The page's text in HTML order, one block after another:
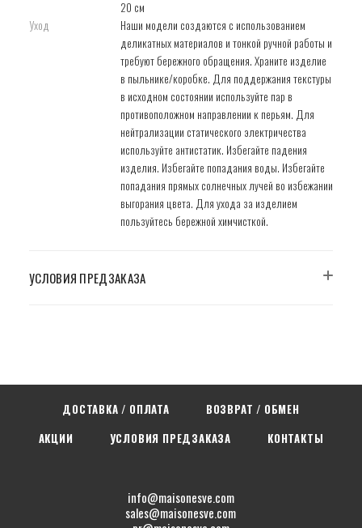
20 см
Уход
Наши модели создаются с использованием
деликатных материалов и тонкой ручной работы и
требуют бережного обращения. Храните изделие
в пыльнике/коробке. Для поддержания текстуры
в исходном состоянии используйте пар в
противоположном направлении к перьям. Для
нейтрализации статического электричества
используйте антистатик. Избегайте падения
изделия. Избегайте попадания воды. Избегайте
попадания прямых солнечных лучей во избежании
выгорания цвета. Для ухода за изделием
пользуйтесь бережной химчисткой.
УСЛОВИЯ ПРЕДЗАКАЗА
ДОСТАВКА / ОПЛАТА
ВОЗВРАТ / ОБМЕН
АКЦИИ
УСЛОВИЯ ПРЕДЗАКАЗА КОНТАКТЫ
info@maisonesve.com
sales@maisonesve.com